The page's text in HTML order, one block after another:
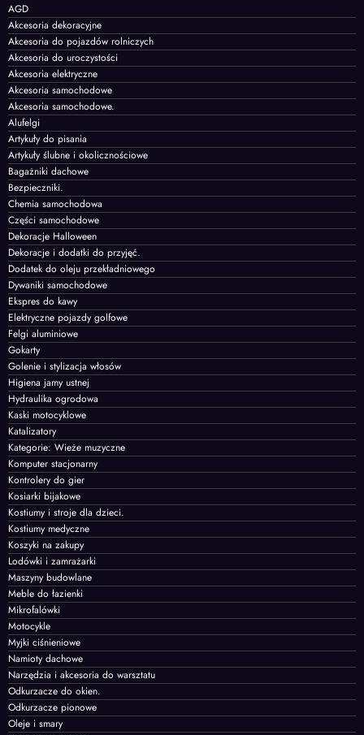
AGD
Akcesoria dekoracyjne
Akcesoria do pojazdów rolniczych
Akcesoria do uroczystości
Akcesoria elektryczne
Akcesoria samochodowe
Akcesoria samochodowe.
Alufelgi
Artykuły do pisania
Artykuły ślubne i okolicznościowe
Bagażniki dachowe
Bezpieczniki.
Chemia samochodowa
Części samochodowe
Dekoracje Halloween
Dekoracje i dodatki do przyjęć.
Dodatek do oleju przekładniowego
Dywaniki samochodowe
Ekspres do kawy
Elektryczne pojazdy golfowe
Felgi aluminiowe
Gokarty
Golenie i stylizacja włosów
Higiena jamy ustnej
Hydraulika ogrodowa
Kaski motocyklowe
Katalizatory
Kategorie: Wieże muzyczne
Komputer stacjonarny
Kontrolery do gier
Kosiarki bijakowe
Kostiumy i stroje dla dzieci.
Kostiumy medyczne
Koszyki na zakupy
Lodówki i zamrażarki
Maszyny budowlane
Meble do łazienki
Mikrofalówki
Motocykle
Myjki ciśnieniowe
Namioty dachowe
Narzędzia i akcesoria do warsztatu
Odkurzacze do okien.
Odkurzacze pionowe
Oleje i smary